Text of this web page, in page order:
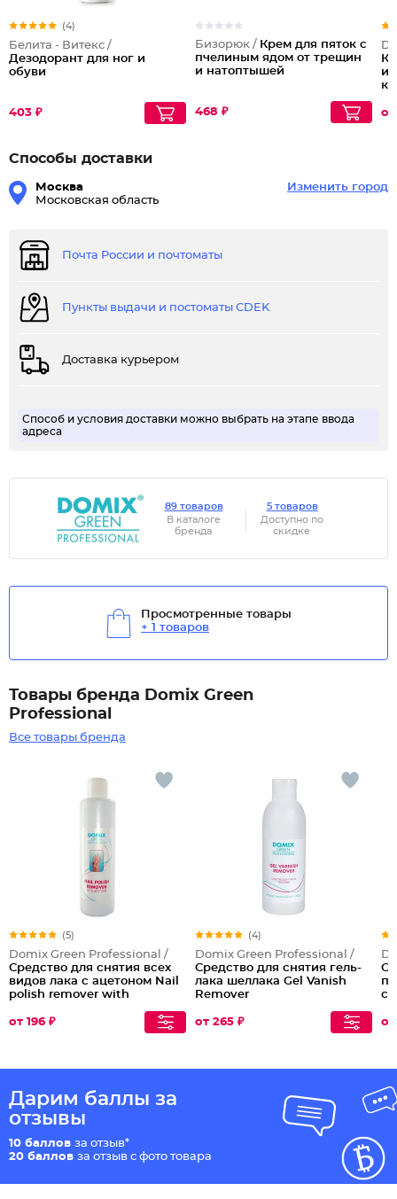
(4)
Белита - Витекс /
Дезодорант для ног и
обуви
403 ₽
Бизорюк / Крем для пяток с
пчелиным ядом от трещин
и натоптышей
468 ₽
и
от
Способы доставки
Москва
Московская область
Изменить город
Почта России и почтоматы
Пункты выдачи и постоматы CDEK
Доставка курьером
Способ и условия доставки можно выбрать на этапе ввода
адреса
89 товаров
В каталоге
бренда
5 товаров
Доступно по
скидке
Просмотренные товары
+ 1 товаров
Товары бренда Domix Green
Professional
Все товары бренда
(5)
Domix Green Professional /
Средство для снятия всех
видов лака с ацетоном Nail
polish remover with
от 196 ₽
(4)
Domix Green Professional /
Средство для снятия гель-
лака шеллака Gel Vanish
Remover
от 265 ₽
2
от
Дарим баллы за
отзывы
10 баллов за отзыв*
20 баллов за отзыв с фото товара